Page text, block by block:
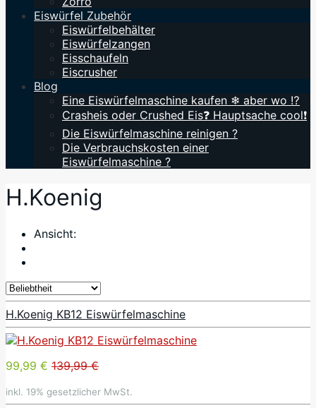
Eiswürfel Zubehör
Eiswürfelbehälter
Eiswürfelzangen
Eisschaufeln
Eiscrusher
Blog
Eine Eiswürfelmaschine kaufen ❄ aber wo ⁉️
Crasheis oder Crushed Eis❓ Hauptsache cool❗
Die Eiswürfelmaschine reinigen ?
Die Verbrauchskosten einer
Eiswürfelmaschine ?
H.Koenig
Ansicht:
H.Koenig KB12 Eiswürfelmaschine
99,99 € 139,99 €
inkl. 19% gesetzlicher MwSt.